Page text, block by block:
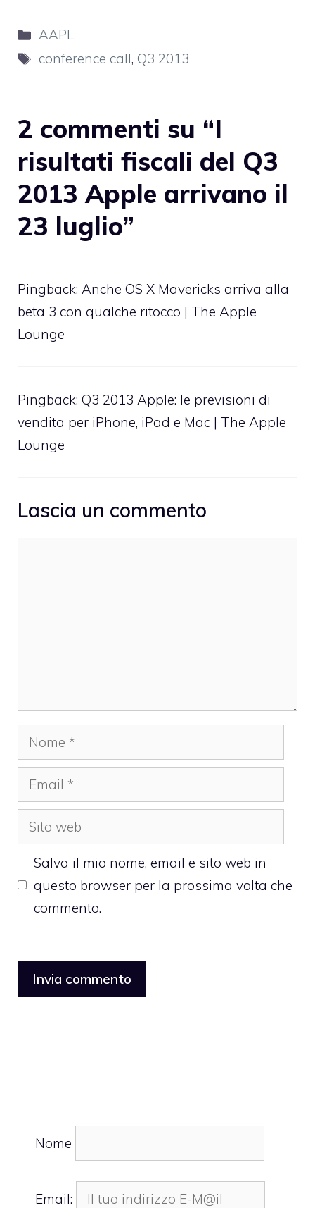
Categorie
AAPL
Tag
conference call, Q3 2013
2 commenti su “I
risultati fiscali del Q3
2013 Apple arrivano il
23 luglio”
Pingback: Anche OS X Mavericks arriva alla
beta 3 con qualche ritocco | The Apple
Lounge
Pingback: Q3 2013 Apple: le previsioni di
vendita per iPhone, iPad e Mac | The Apple
Lounge
Lascia un commento
Nome
Email
Sito
web
Salva il mio nome, email e sito web in
questo browser per la prossima volta che
commento.
Nome
Email: